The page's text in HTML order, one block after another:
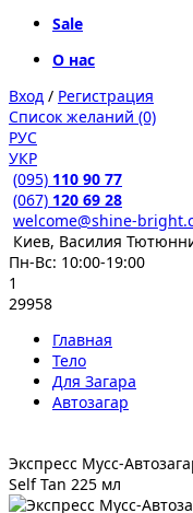
Sale
О нас
Вход / Регистрация
Список желаний (0)
РУС
УКР
(095) 110 90 77
(067) 120 69 28
welcome@shine-
Киев, Василия
Пн-Вс: 10:00-19:00
1
29958
Главная
Тело
Для Загара
Автозагар
Экспресс Мусс-
Self Tan 225 мл